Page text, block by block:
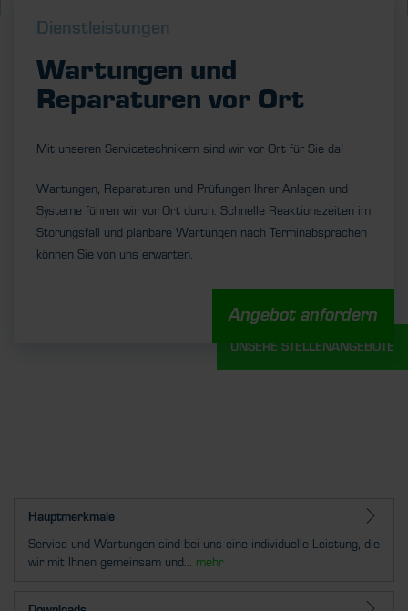
Dienstleistungen
Wartungen und
Reparaturen vor Ort
Mit unseren Servicetechnikern sind wir vor Ort für Sie da!
Wartungen, Reparaturen und Prüfungen Ihrer Anlagen und
Systeme führen wir vor Ort durch. Schnelle Reaktionszeiten im
Störungsfall und planbare Wartungen nach Terminabsprachen
können Sie von uns erwarten.
Angebot anfordern
Hauptmerkmale
Service und Wartungen sind bei uns eine individuelle Leistung, die
wir mit Ihnen gemeinsam und... mehr
UNSERE STELLENANGEBOTE